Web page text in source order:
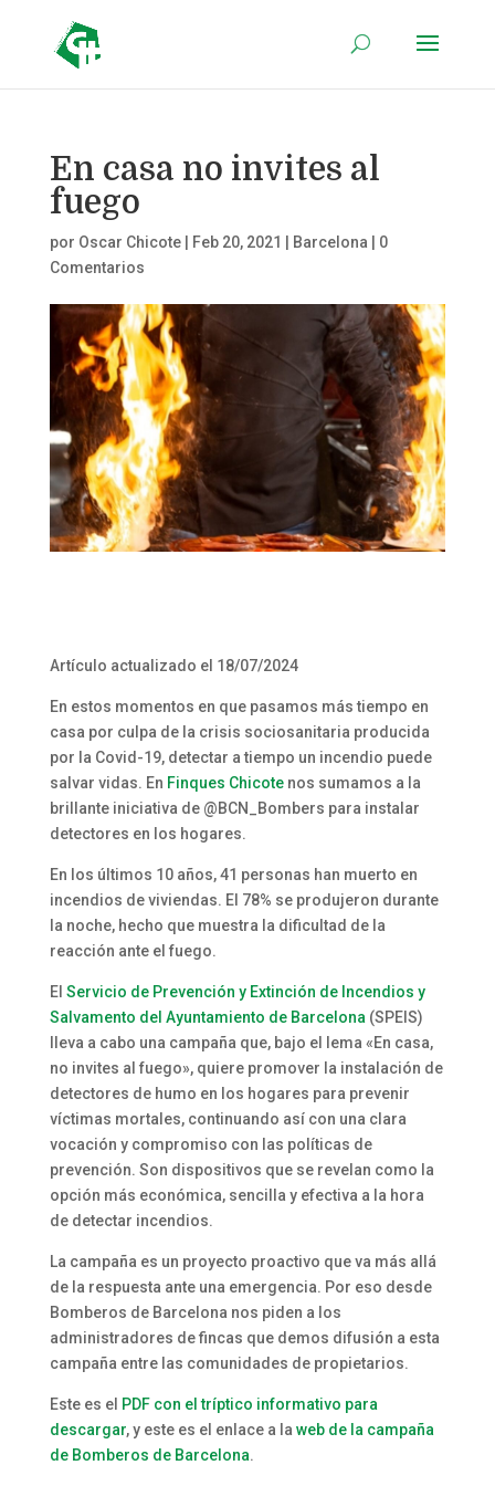
En casa no invites al
fuego
por Oscar Chicote| Feb 20, 2021 Barcelona
0
Comentarios
Artículo actualizado el 18/07/2024
En estos momentos en que pasamos más tiempo en
casa por culpa de la crisis sociosanitaria producida
por la Covid-19, detectar a tiempo un incendio puede
salvar vidas. En Finques Chicotenos sumamos a la
brillante iniciativa de @BCN_Bombers para instalar
detectores en los hogares.
En los últimos 10 años, 41 personas han muerto en
incendios de viviendas. El 78% se produjeron durante
la noche, hecho que muestra la dificultad de la
reacción ante el fuego.
El Servicio de Prevención y Extinción de Incendios y
Salvamento del Ayuntamiento de Barcelona (SPEIS)
lleva a cabo una campaña que, bajo el lema «En casa,
no invites al fuego», quiere promover la instalación de
detectores de humo en los hogares para prevenir
víctimas mortales, continuando así con una clara
vocación y compromiso con las políticas de
prevención. Son dispositivos que se revelan como la
opción más económica, sencilla y efectiva a la hora
de detectar incendios.
La campaña es un proyecto proactivo que va más allá
de la respuesta ante una emergencia. Por eso desde
Bomberos de Barcelona nos piden a los
administradores de fincas que demos difusión a esta
campaña entre las comunidades de propietarios.
Este es el PDF con el tríptico informativo para
descargar, y este es el enlace a la web de la campaña
de Bomberos de Barcelona.